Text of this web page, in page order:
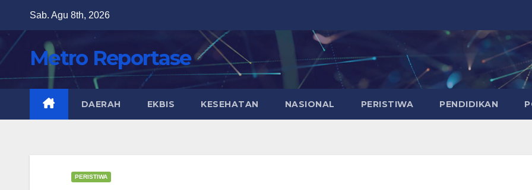
content
Sab. Agu 8th, 2026
Metro Reportase
DAERAH EKBIS KESEHATAN NASIONAL PERISTIWA PENDIDIKAN
PERISTIWA